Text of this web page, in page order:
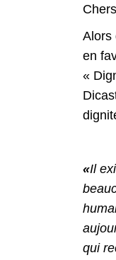
Alors
en
«
«Il
qui